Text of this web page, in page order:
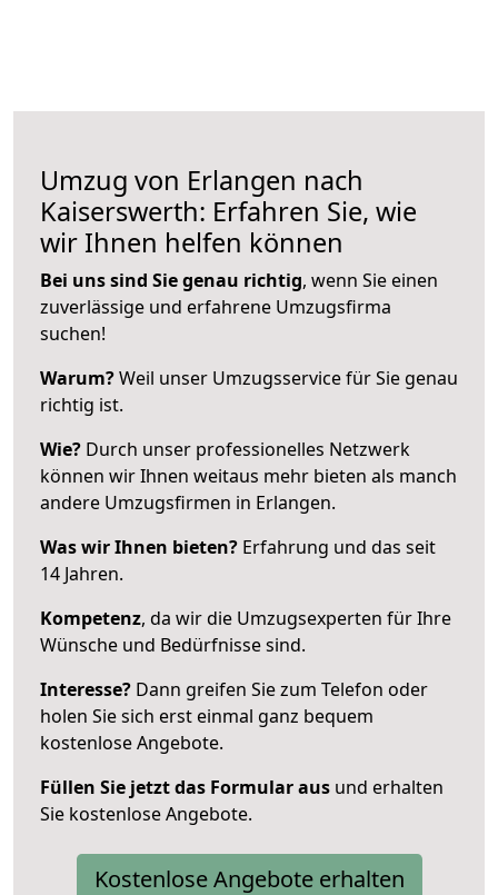
Umzug von Erlangen nach
Kaiserswerth: Erfahren Sie, wie
wir Ihnen helfen können
Bei uns sind Sie genau richtig, wenn Sie einen
zuverlässige und erfahrene Umzugsfirma
suchen!
Warum?Weil unser Umzugsservice für Sie genau
richtig ist.
Wie? Durch unser professionelles Netzwerk
können wir Ihnen weitaus mehr bieten als manch
andere Umzugsfirmen in Erlangen.
Was wir Ihnen bieten? Erfahrung und das seit
14 Jahren.
Kompetenz, da wir die Umzugsexperten für Ihre
Wünsche und Bedürfnisse sind.
Interesse? Dann greifen Sie zum Telefon oder
holen Sie sich erst einmal ganz bequem
kostenlose Angebote.
Füllen Sie jetzt das Formular aus und erhalten
Sie kostenlose Angebote.
Kostenlose Angebote erhalten